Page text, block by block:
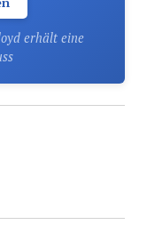
erhält eine